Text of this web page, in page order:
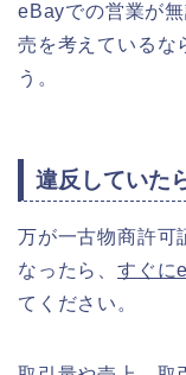
eBayでの営業が
売を考えているな
う。
違反していた
万が一古物商許可
なったら、 すぐに
てください。